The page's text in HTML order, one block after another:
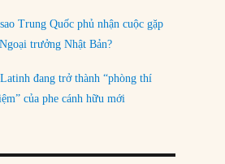
Trung Quốc phủ nhận cuộc gặp
trưởng Nhật Bản?
đang trở thành “phòng thí
của phe cánh hữu mới